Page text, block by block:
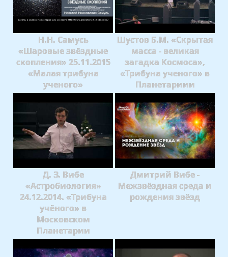
Н.Н. Самусь
«Шаровые звёздные
скопления» 25.11.2015
«Малая трибуна
ученого»
Шустов Б.М. «Скрытая
масса - великая
загадка Космоса»,
«Трибуна ученого» в
Планетариии
Д. З. Вибе
«Астробиология»
24.12.2014. «Трибуна
учёного» в
Московском
Планетарии
Дмитрий Вибе -
Межзвёздная среда и
рождения звёзд